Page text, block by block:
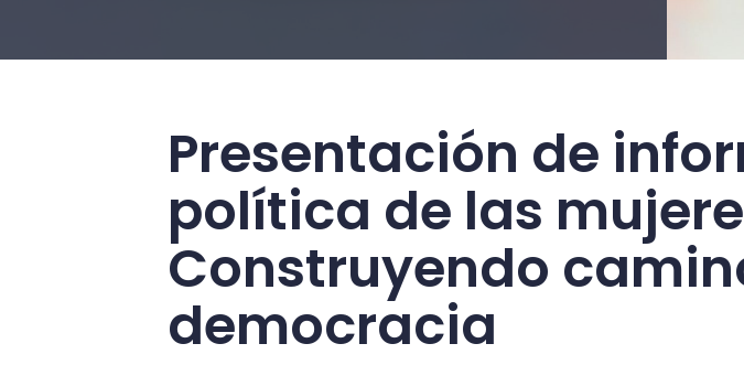
Presentación de
política de las
Construyendo
democracia